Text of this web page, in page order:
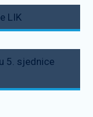
LIK
5. sjednice